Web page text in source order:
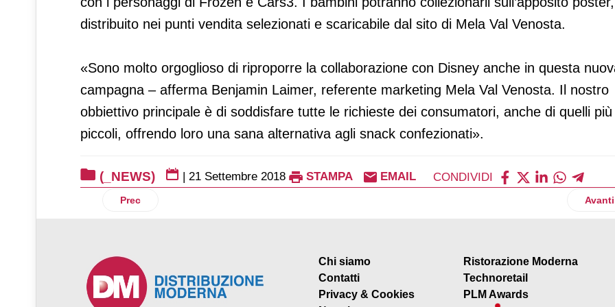
distribuito nei punti vendita selezionati e scaricabile dal sito di Mela Val Venosta.
«Sono molto orgoglioso di riproporre la collaborazione con Disney anche in questa
campagna – afferma Benjamin Laimer, referente marketing Mela Val Venosta. Il nostro
obbiettivo principale è di soddisfare tutte le richieste dei consumatori, anche di quelli più
piccoli, offrendo loro una sana alternativa agli snack confezionati».
(_NEWS) | 21 Settembre 2018 STAMPA EMAIL CONDIVIDI
Articolo precedente: Sony lancia in Europa i nuovi proiettori laser da installazione
Prec Avanti
Chi siamo
Contatti
Privacy & Cookies
Ristorazione Moderna
Technoretail
PLM Awards